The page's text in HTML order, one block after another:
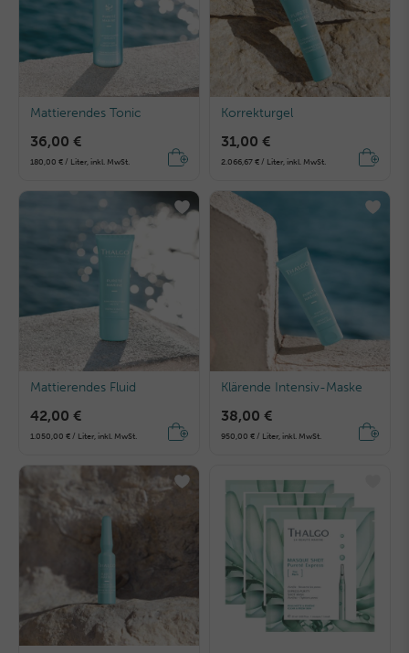
Mattierendes Tonic
36,00 €
180,00 € / Liter, inkl. MwSt.
Korrekturgel
31,00 €
2.066,67 € / Liter, inkl. MwSt.
Mattierendes Fluid
42,00 €
1.050,00 € / Liter, inkl. MwSt.
Klärende Intensiv-Maske
38,00 €
950,00 € / Liter, inkl. MwSt.